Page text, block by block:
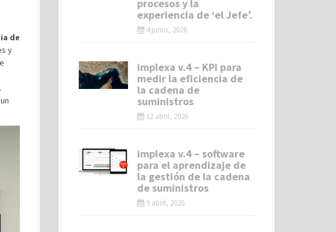
de
y
procesos y la
experiencia de ‘el Jefe’.
4 junio, 2026
implexa v.4 – KPI para
medir la eficiencia de
la cadena de
suministros
12 abril, 2026
implexa v.4 – software
para el aprendizaje de
la gestión de la cadena
de suministros
9 abril, 2026